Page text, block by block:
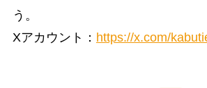
う。
Xアカウント： https://x.com/